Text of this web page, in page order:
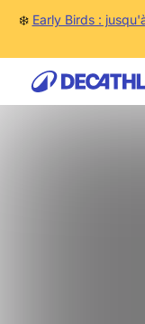
❄️ Early Birds :